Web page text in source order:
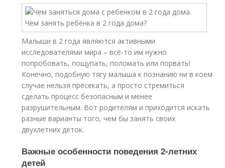
Малыши в 2 года являются активными
исследователями мира – всё-то им нужно
попробовать, пощупать, поломать или порвать!
Конечно, подобную тягу малыша к познанию ни в коем
случае нельзя пресекать, а просто стремиться
сделать процесс безопасным и менее
разрушительным. Вот родителям и приходится искать
разные варианты того, чем бы занять своих
двухлетних деток.
Важные особенности поведения 2-летних
детей